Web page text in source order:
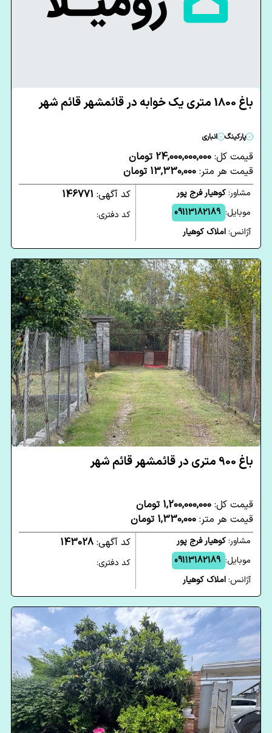
باغ 1800 متری یک خوابه در قائمشهر قائم شهر
پارکینگ انباری
قیمت کل: 24,000,000,000 تومان
قیمت هر متر: 13,330,000 تومان
مشاور:کوهیار فرج پور
موبایل: 09113182189
آژانس:املاک کوهیار
کد آگهی: 146771
کد دفتری:
باغ 900 متری در قائمشهر قائم شهر
قیمت کل: 1,200,000,000 تومان
قیمت هر متر: 1,330,000 تومان
مشاور:کوهیار فرج پور
موبایل: 09113182189
آژانس:املاک کوهیار
کد آگهی: 143028
کد دفتری: